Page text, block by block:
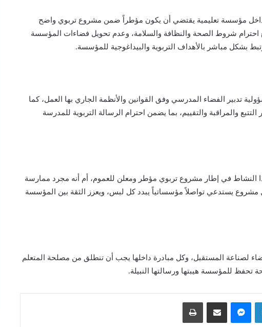
داخل مؤسسة تعليمية يقتضي أن يكون مؤطراً ضمن مشروع تربوي واضح
احترام شروط الصحة والنظافة والسلامة، وعدم تحويل فضاءات المؤسسة
بشكل مباشر بالأهداف التربوية والبيداغوجية للمؤسسة.
تدبير الفضاء المدرسي وفق القوانين والأنظمة الجاري بها العمل، كما
والمراقبة والتقييم، بما يضمن احترام الرسالة التربوية للمدرسة
النشاط في إطار مشروع تربوي مؤطر ومعلن للعموم، أم أنه مجرد ممارسة
يستدعي تواصلاً مؤسساتياً يبدد كل لبس، ويعزز الثقة بين المؤسسة
لصناعة المستقبل، وكل مبادرة داخلها يجب أن تنطلق من مصلحة المتعلم
تحفظ للمؤسسة هيبتها ورسالتها النبيلة.
لينكدإن ماسنجر مشاركة عبر البريد طباعة